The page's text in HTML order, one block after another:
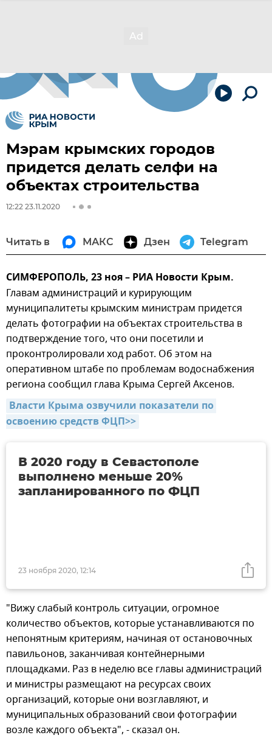
Мэрам крымских городов
придется делать селфи на
объектах строительства
12:22 23.11.2020
Читать в МАКС Дзен Telegram
СИМФЕРОПОЛЬ, 23 ноя – РИА Новости Крым.
Главам администраций и курирующим
муниципалитеты крымским министрам придется
делать фотографии на объектах строительства в
подтверждение того, что они посетили и
проконтролировали ход работ. Об этом на
оперативном штабе по проблемам водоснабжения
региона сообщил глава Крыма Сергей Аксенов.
Власти Крыма озвучили показатели по
освоению средств ФЦП>>
23 ноября 2020, 12:14
В 2020 году в Севастополе
выполнено меньше 20%
запланированного по ФЦП
"Вижу слабый контроль ситуации, огромное
количество объектов, которые устанавливаются по
непонятным критериям, начиная от остановочных
павильонов, заканчивая контейнерными
площадками. Раз в неделю все главы администраций
и министры размещают на ресурсах своих
организаций, которые они возглавляют, и
муниципальных образований свои фотографии
возле каждого объекта", - сказал он.